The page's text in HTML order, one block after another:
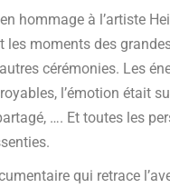
hommage à l’artiste
les moments des
cérémonies. Les
l’émotion était
…. Et toutes les
qui retrace